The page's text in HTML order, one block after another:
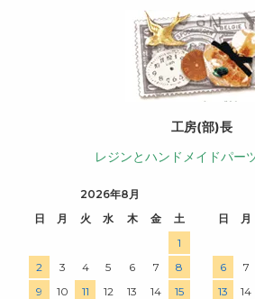
工房(部)長
レジンとハンドメイドパー
2026年8月
日
月 火 水 木 金
土
1
2
3 4 5 6 7
8
9
10 11 12 13 14
15
日
月
6
7
13
14